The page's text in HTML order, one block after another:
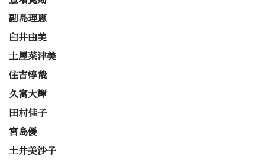
副島理恵
臼井由美
土屋菜津美
住吉惇哉
久富大輝
田村佳子
宮島優
土井美沙子